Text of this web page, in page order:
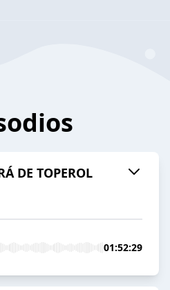
DE TOPEROL
01:52:29